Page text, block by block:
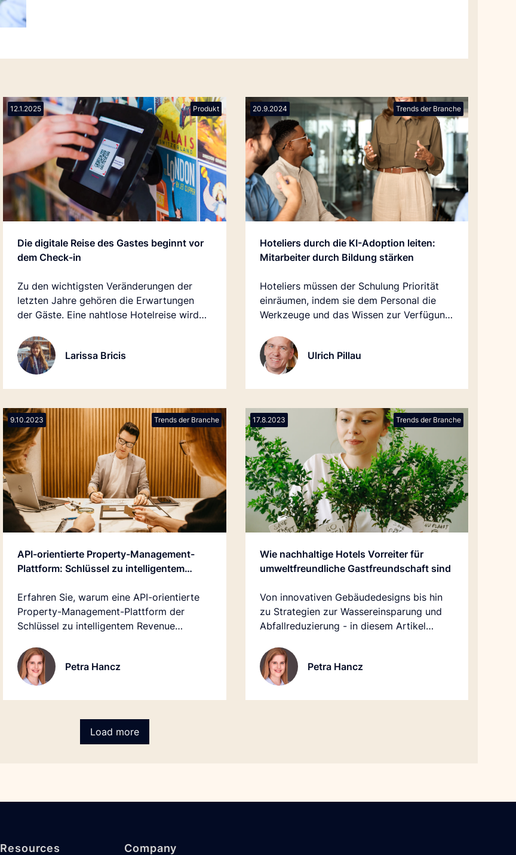
12.1.2025 Produkt
Die digitale Reise des Gastes beginnt vor
dem Check-in
Zu den wichtigsten Veränderungen der
letzten Jahre gehören die Erwartungen
der Gäste. Eine nahtlose Hotelreise wird
Zusatz, eine Option, in die Häuser
investieren können.
Larissa Bricis
20.9.2024 Trends der Branche
Hoteliers durch die KI-Adoption leiten:
Mitarbeiter durch Bildung stärken
Hoteliers müssen der Schulung Priorität
einräumen, indem sie dem Personal die
Werkzeuge und das Wissen zur Verfügung
Technologien in den täglichen Betrieb
integriert werden können.
Ulrich Pillau
9.10.2023 Trends der Branche
API-orientierte Property-Management-
Plattform: Schlüssel zu intelligentem
Erfahren Sie, warum eine API-orientierte
Property-Management-Plattform der
Schlüssel zu intelligentem Revenue
Petra Hancz
17.8.2023 Trends der Branche
Wie nachhaltige Hotels Vorreiter für
umweltfreundliche Gastfreundschaft sind
Von innovativen Gebäudedesigns bis hin
zu Strategien zur Wassereinsparung und
Abfallreduzierung - in diesem Artikel
von Hotelmarken ergriffen werden, um
eine nachhaltigere Zukunft zu schaffen.
Petra Hancz
Load more
Resources Company